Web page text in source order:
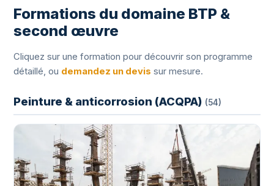
Formations du domaine BTP &
second œuvre
Cliquez sur une formation pour découvrir son programme
détaillé, ou demandez un devis sur mesure.
Peinture & anticorrosion (ACQPA) (54)